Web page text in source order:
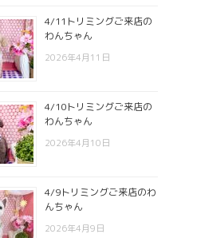
4/11トリミングご来店の
わんちゃん
2026年4月11日
4/10トリミングご来店の
わんちゃん
2026年4月10日
4/9トリミングご来店のわ
んちゃん
2026年4月9日